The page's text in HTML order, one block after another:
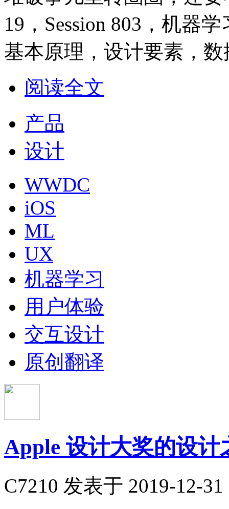
19，Session 803，机器
基本原理，设计要素，
阅读全文
产品
设计
WWDC
iOS
ML
UX
机器学习
用户体验
交互设计
原创翻译
Apple 设计大奖的设
C7210 发表于 2019-12-31